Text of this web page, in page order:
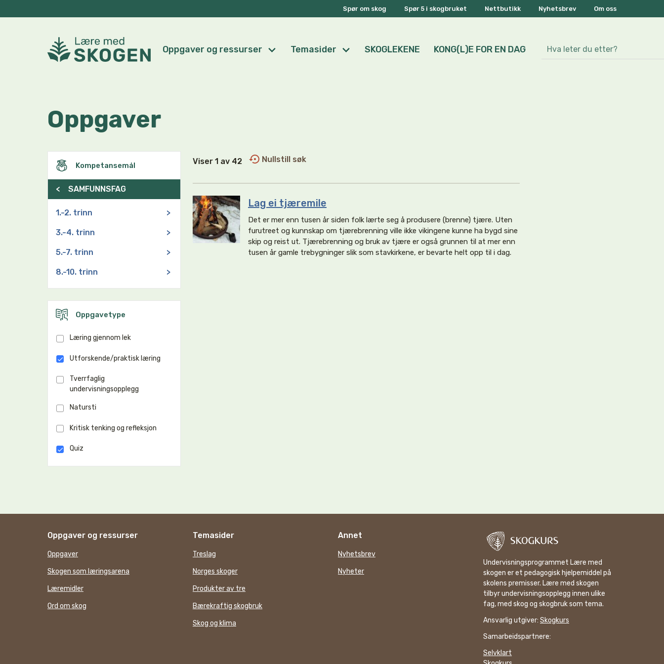
Spør om skog Spør 5 i skogbruket Nettbutikk Nyhetsbrev Om oss
Oppgaver og ressurser Temasider SKOGLEKENE KONG(L)E FOR EN DAG
Oppgaver
Kompetansemål
< SAMFUNNSFAG
1.-2. trinn >
3.-4. trinn >
5.-7. trinn >
8.-10. trinn >
Oppgavetype
Læring gjennom lek
Utforskende/praktisk læring
Tverrfaglig
undervisningsopplegg
Natursti
Kritisk tenking og refleksjon
Quiz
Viser 1 av 42 Nullstill søk
Lag ei tjæremile
Det er mer enn tusen år siden folk lærte seg å produsere (brenne) tjære. Uten
furutreet og kunnskap om tjærebrenning ville ikke vikingene kunne ha bygd sine
skip og reist ut. Tjærebrenning og bruk av tjære er også grunnen til at mer enn
tusen år gamle trebygninger slik som stavkirkene, er bevarte helt opp til i dag.
Oppgaver og ressurser
Oppgaver
Skogen som læringsarena
Læremidler
Ord om skog
Temasider
Treslag
Norges skoger
Produkter av tre
Bærekraftig skogbruk
Skog og klima
Annet
Nyhetsbrev
Nyheter
Undervisningsprogrammet Lære med
skogen er et pedagogisk hjelpemiddel på
skolens premisser. Lære med skogen
tilbyr undervisningsopplegg innen ulike
fag, med skog og skogbruk som tema.
Ansvarlig utgiver: Skogkurs
Samarbeidspartnere:
Selvklart